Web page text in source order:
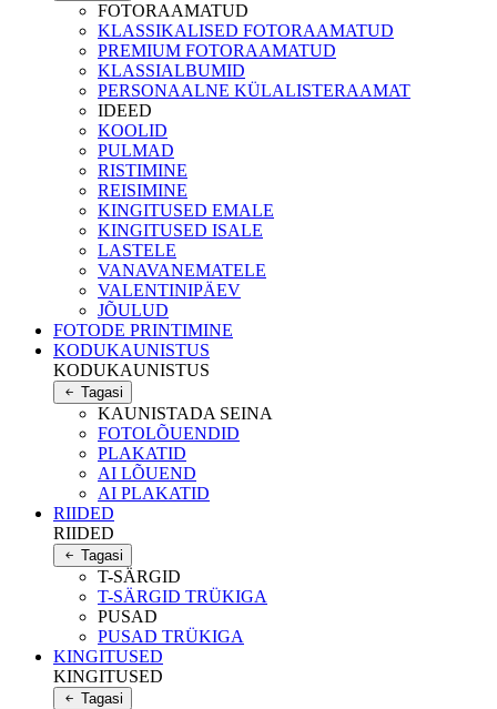
FOTORAAMATUD
KLASSIKALISED FOTORAAMATUD
PREMIUM FOTORAAMATUD
KLASSIALBUMID
PERSONAALNE KÜLALISTERAAMAT
IDEED
KOOLID
PULMAD
RISTIMINE
REISIMINE
KINGITUSED EMALE
KINGITUSED ISALE
LASTELE
VANAVANEMATELE
VALENTINIPÄEV
JÕULUD
FOTODE PRINTIMINE
KODUKAUNISTUS
KODUKAUNISTUS
Tagasi
KAUNISTADA SEINA
FOTOLÕUENDID
PLAKATID
AI LÕUEND
AI PLAKATID
RIIDED
RIIDED
Tagasi
T-SÄRGID
T-SÄRGID TRÜKIGA
PUSAD
PUSAD TRÜKIGA
KINGITUSED
KINGITUSED
Tagasi